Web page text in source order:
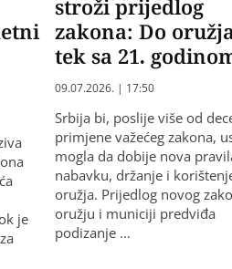
je
stroži prijedlog
zakona: Do
tek sa 21.
09.07.2026. | 17:50
Srbija bi, poslije više od
primjene važećeg zakona,
mogla da dobije nova
nabavku, držanje i
oružja. Prijedlog novog
oružju i municiji predviđa
podizanje …